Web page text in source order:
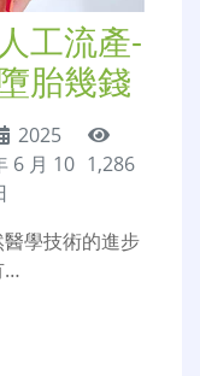
工流產-
胎幾錢
2025
6 月 10 1,286
學技術的進步
…